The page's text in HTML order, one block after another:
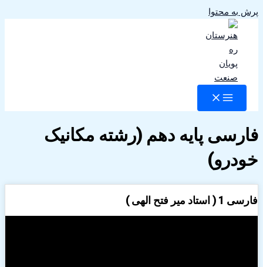
پرش به محتوا
فارسی پایه دهم (رشته مکانیک
خودرو)
فارسی 1 ( استاد میر فتح الهی )